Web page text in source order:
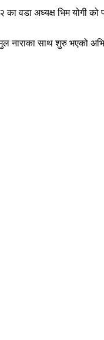
का वडा अध्यक्ष भिम
मुल नाराका साथ शुरु